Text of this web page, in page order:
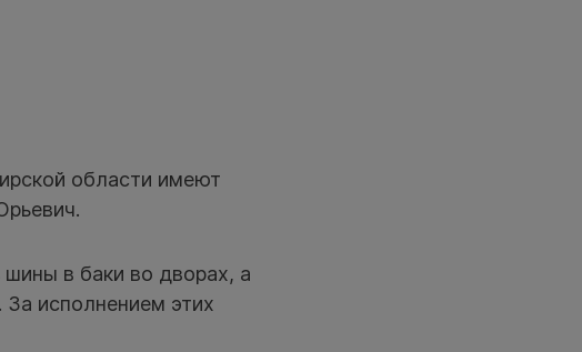
области имеют
в баки во дворах, а
исполнением этих